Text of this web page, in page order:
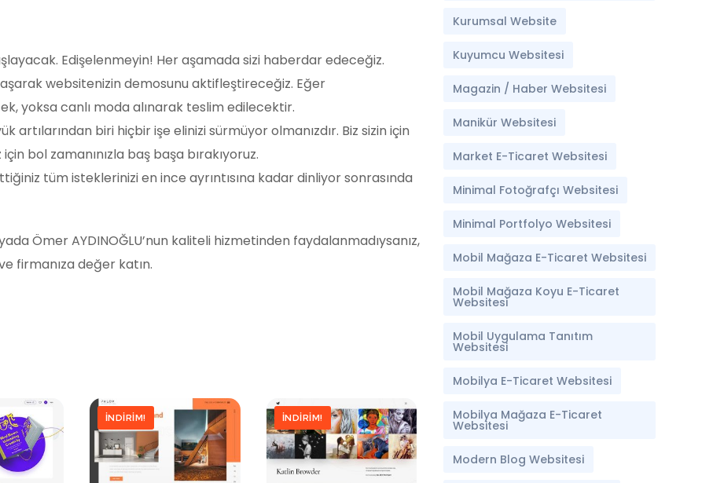
Edişelenmeyin! Her aşamada sizi haberdar edeceğiz.
websitenizin demosunu aktifleştireceğiz. Eğer
yoksa canlı moda alınarak teslim edilecektir.
biri hiçbir işe elinizi sürmüyor olmanızdır. Biz sizin için
bol zamanınızla baş başa bırakıyoruz.
tüm isteklerinizi en ince ayrıntısına kadar dinliyor sonrasında
Ömer AYDINOĞLU’nun kaliteli hizmetinden faydalanmadıysanız,
firmanıza değer katın.
İNDIRIM! İNDIRIM!
Kurumsal Website
Kuyumcu Websitesi
Magazin / Haber Websitesi
Manikür Websitesi
Market E-Ticaret Websitesi
Minimal Fotoğrafçı Websitesi
Minimal Portfolyo Websitesi
Mobil Mağaza E-Ticaret Websitesi
Mobil Mağaza Koyu E-Ticaret
Websitesi
Mobil Uygulama Tanıtım
Websitesi
Mobilya E-Ticaret Websitesi
Mobilya Mağaza E-Ticaret
Websitesi
Modern Blog Websitesi